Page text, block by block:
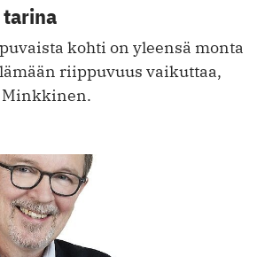
kohti on yleensä monta
riippuvuus vaikuttaa,